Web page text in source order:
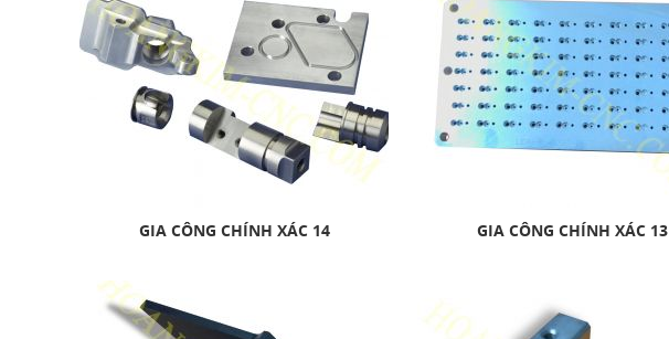
GIA CÔNG CHÍNH XÁC 14 GIA CÔNG CHÍNH XÁC 13